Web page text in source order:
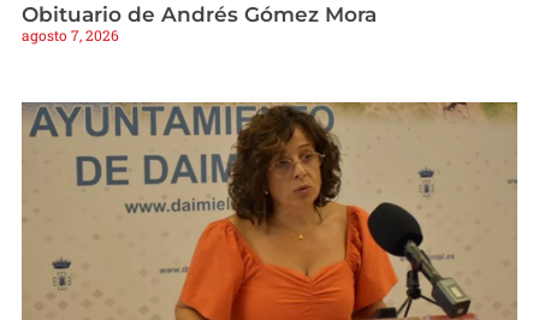
Obituario de Andrés Gómez Mora
agosto 7, 2026